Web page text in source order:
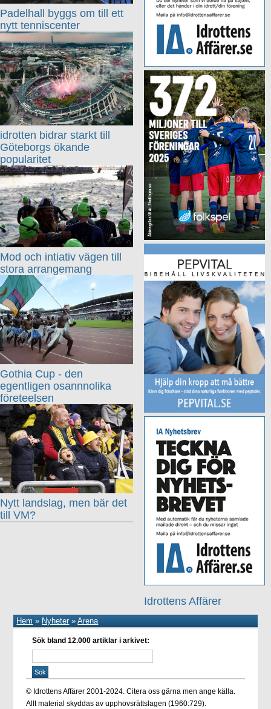
Idrottens Affärer
Padelhall byggs om till ett
nytt tenniscenter
idrotten bidrar starkt till
Göteborgs ökande
popularitet
Mod och intiativ vägen till
stora arrangemang
Gothia Cup - den
egentligen osannnolika
företeelsen
Nytt landslag, men bär det
till VM?
Hem » Nyheter»Arena
Sök bland 12.000 artiklar i arkivet:
© Idrottens Affärer 2001-2024. Citera oss gärna men ange källa.
Allt material skyddas av upphovsrättslagen (1960:729).